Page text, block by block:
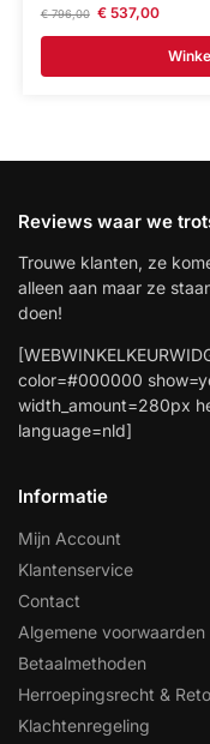
€796,00 €537,00
Reviews waar we
Trouwe klanten, ze
alleen aan maar ze
doen!
color=#000000
width_amount=280px
language=nld]
Informatie
Mijn Account
Klantenservice
Contact
Algemene voorwaarden
Betaalmethoden
Herroepingsrecht &
Klachtenregeling